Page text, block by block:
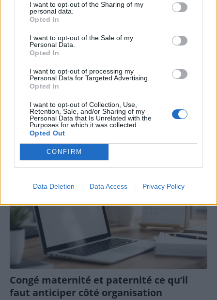
I want to opt-out of the Sharing of my
personal data.
Opted In
I want to opt-out of the Sale of my
Personal Data.
Opted In
I want to opt-out of processing my
Personal Data for Targeted Advertising.
Opted In
I want to opt-out of Collection, Use,
Retention, Sale, and/or Sharing of my
Personal Data that Is Unrelated with the
Purposes for which it was collected.
Opted Out
CONFIRM
Data Deletion Data Access Privacy Policy
Douche bain et eau chaude les vrais
postes de dépenses
Douche, bain et eau chaude : les vrais postes de dépenses
L’eau chaude fait partie de notre quotidien, que ce soit pour
prendre une douche revigorante le matin ou un
Congé maternité et paternité ce qu’il
faut anticiper côté organisation